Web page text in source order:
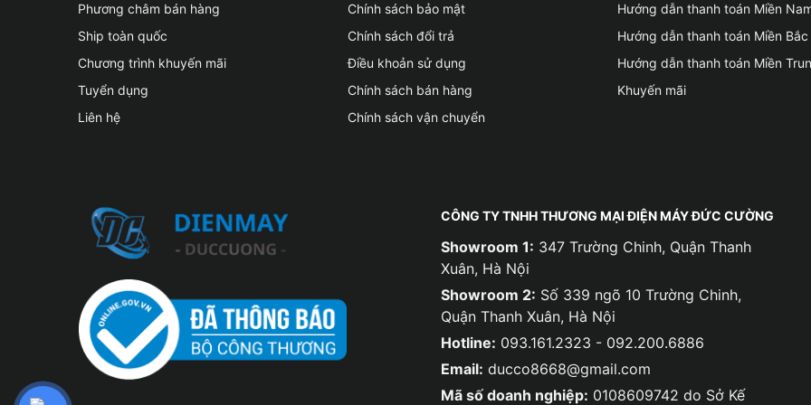
Phương châm bán hàng
Ship toàn quốc
Chương trình khuyến mãi
Tuyển dụng
Liên hệ
Chính sách bảo mật
Chính sách đổi trả
Điều khoản sử dụng
Chính sách bán hàng
Chính sách vận chuyển
Hướng dẫn thanh toán Miền
Hướng dẫn thanh toán Miền Bắc
Hướng dẫn thanh toán Miền
Khuyến mãi
CÔNG TY TNHH THƯƠNG MẠI ĐIỆN MÁY ĐỨC CƯỜNG
Showroom 1: 347 Trường Chinh, Quận Thanh
Xuân, Hà Nội
Showroom 2: Số 339 ngõ 10 Trường Chinh,
Quận Thanh Xuân, Hà Nội
Hotline: 093.161.2323 - 092.200.6886
Email: ducco8668@gmail.com
Mã số doanh nghiệp: 0108609742 do Sở Kế